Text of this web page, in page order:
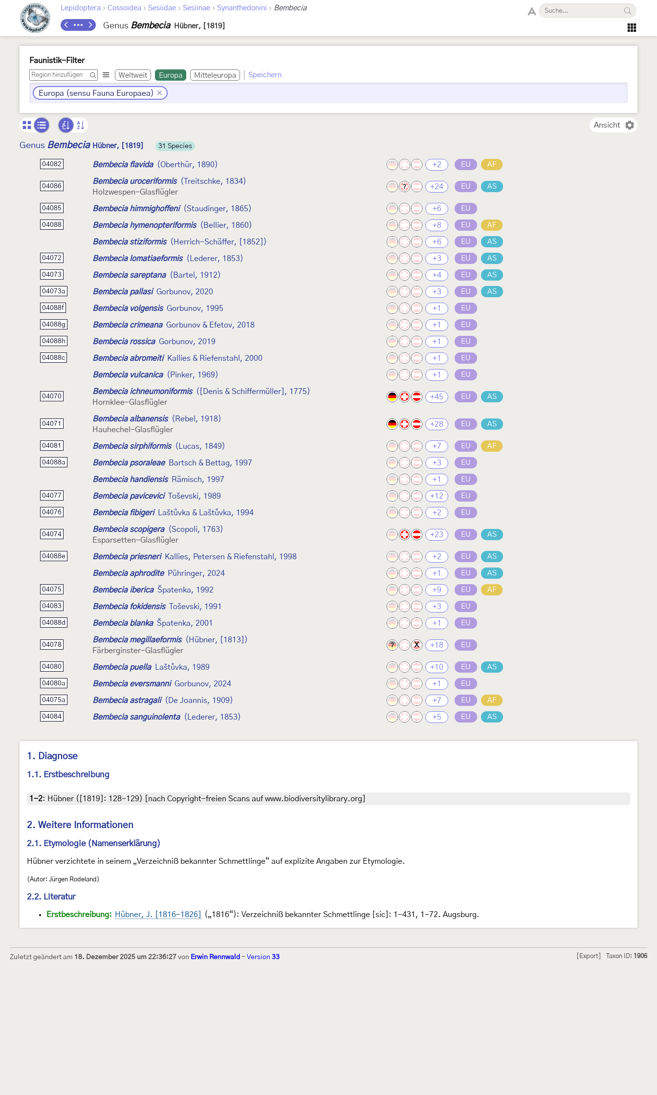
Lepidoptera › Cossoidea › Sesiidae › Sesiinae › Synanthedonini › Bembecia
Genus Bembecia Hübner, [1819]
Faunistik-Filter
Weltweit Europa Mitteleuropa Speichern
Europa (sensu Fauna Europaea)
Ansicht
Genus Bembecia Hübner, [1819] 31 Species
04082 Bembecia flavida (Oberthür, 1890) +2 EU AF
04086
Bembecia uroceriformis
(Treitschke, 1834)
Holzwespen-Glasflügler
? +24 EU AS
04085 Bembecia himmighoffeni (Staudinger, 1865) +6 EU
04088 Bembecia hymenopteriformis (Bellier, 1860) +8 EU AF
Bembecia stiziformis (Herrich-Schäffer, [1852]) +6 EU AS
04072 Bembecia lomatiaeformis (Lederer, 1853) +3 EU AS
04073 Bembecia sareptana (Bartel, 1912) +4 EU AS
04073a Bembecia pallasi Gorbunov, 2020 +3 EU AS
04088f Bembecia volgensis Gorbunov, 1995 +1 EU
04088g Bembecia crimeana Gorbunov & Efetov, 2018 +1 EU
04088h Bembecia rossica Gorbunov, 2019 +1 EU
04088c Bembecia abromeiti Kallies & Riefenstahl, 2000 +1 EU
Bembecia vulcanica (Pinker, 1969) +1 EU
04070
Bembecia ichneumoniformis
([Denis & Schiffermüller], 1775)
Hornklee-Glasflügler
+45 EU AS
04071
Bembecia albanensis
(Rebel, 1918)
Hauhechel-Glasflügler
+28 EU AS
04081 Bembecia sirphiformis (Lucas, 1849) +7 EU AF
04088a Bembecia psoraleae Bartsch & Bettag, 1997 +3 EU
Bembecia handiensis Rämisch, 1997 +1 EU
04077 Bembecia pavicevici Toševski, 1989 +12 EU
04076 Bembecia fibigeri Laštůvka & Laštůvka, 1994 +2 EU
04074
Bembecia scopigera
(Scopoli, 1763)
Esparsetten-Glasflügler
+23 EU AS
04088e Bembecia priesneri Kallies, Petersen & Riefenstahl, 1998 +2 EU AS
Bembecia aphrodite Pühringer, 2024 +1 EU AS
04075 Bembecia iberica Špatenka, 1992 +9 EU AF
04083 Bembecia fokidensis Toševski, 1991 +3 EU
04088d Bembecia blanka Špatenka, 2001 +1 EU
04078
Bembecia megillaeformis
(Hübner, [1813])
Färberginster-Glasflügler
? X +18 EU
04080 Bembecia puella Laštůvka, 1989 +10 EU AS
04080a Bembecia eversmanni Gorbunov, 2024 +1 EU
04075a Bembecia astragali (De Joannis, 1909) +7 EU AF
04084 Bembecia sanguinolenta (Lederer, 1853) +5 EU AS
1. Diagnose
1.1. Erstbeschreibung
1-2: Hübner ([1819]: 128-129) [nach Copyright-freien Scans auf www.biodiversitylibrary.org]
2. Weitere Informationen
2.1. Etymologie (Namenserklärung)
Hübner verzichtete in seinem „Verzeichniß bekannter Schmettlinge“ auf explizite Angaben zur Etymologie.
(Autor: Jürgen Rodeland)
2.2. Literatur
Erstbeschreibung: Hübner, J. [1816-1826] („1816“): Verzeichniß bekannter Schmettlinge [sic]: 1-431, 1-72. Augsburg.
Zuletzt geändert am 18. Dezember 2025 um 22:36:27 von Erwin Rennwald - Version 33 Taxon ID: 1906
[Export]